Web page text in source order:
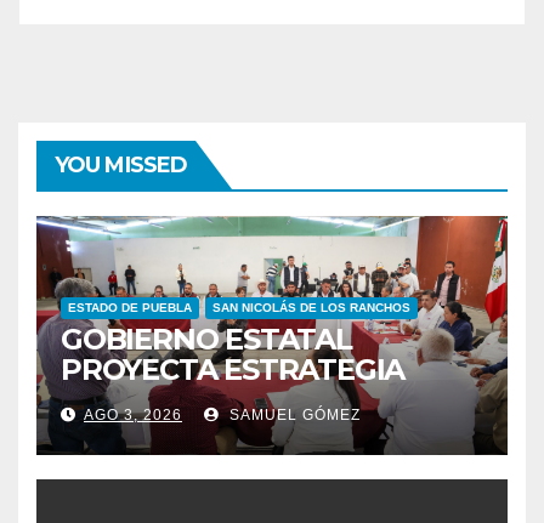
YOU MISSED
ESTADO DE PUEBLA SAN NICOLÁS DE LOS RANCHOS
GOBIERNO ESTATAL
PROYECTA ESTRATEGIA
PARA EL DESARROLLO
INTEGRAL DE LA REGIÓN
IZTA-POPO
AGO 3, 2026 SAMUEL GÓMEZ